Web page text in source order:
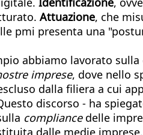
Attuazione, che
pmi presenta una
abbiamo lavorato
imprese, dove nello
dalla filiera a cui
discorso - ha
compliancedelle
dalle medie